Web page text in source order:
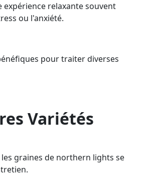
expérience relaxante souvent
ou l'anxiété.
pour traiter diverses
Variétés
graines de northern lights se